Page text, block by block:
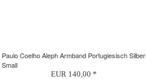
Paulo Coelho Aleph Armband Portugiesisch Silber
Small
EUR 140,00 *